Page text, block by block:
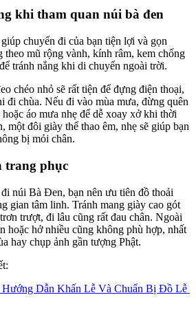
khi tham quan núi bà đen
chuyến đi của bạn tiện lợi và gọn
theo mũ rộng vành, kính râm, kem chống
tránh nắng khi di chuyển ngoài trời.
chéo nhỏ sẽ rất tiện để đựng điện thoại,
đi chùa. Nếu đi vào mùa mưa, đừng quên
áo mưa nhẹ để dễ xoay xở khi thời
một đôi giày thể thao êm, nhẹ sẽ giúp bạn
bị mỏi chân.
trang phục
núi Bà Đen, bạn nên ưu tiên đồ thoải
gian tâm linh. Tránh mang giày cao gót
trượt, đi lâu cũng rất đau chân. Ngoài
hoặc hở nhiều cũng không phù hợp, nhất
hay chụp ảnh gần tượng Phật.
Dẫn Khấn Lễ Và Chuẩn Bị Đồ Lễ